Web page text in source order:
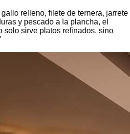
relleno, filete de ternera, jarrete
y pescado a la plancha, el
solo sirve platos refinados, sino